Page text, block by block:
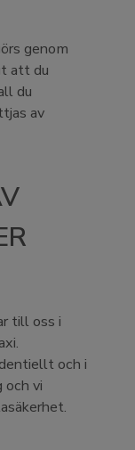
genom
att du
du
av
till oss i
och i
vi